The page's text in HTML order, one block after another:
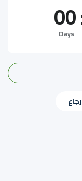
00
Days